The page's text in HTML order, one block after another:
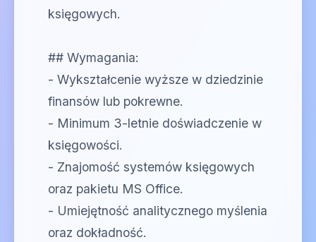
księgowych.
## Wymagania:
- Wykształcenie wyższe w dziedzinie
finansów lub pokrewne.
- Minimum 3-letnie doświadczenie w
księgowości.
- Znajomość systemów księgowych
oraz pakietu MS Office.
- Umiejętność analitycznego myślenia
oraz dokładność.